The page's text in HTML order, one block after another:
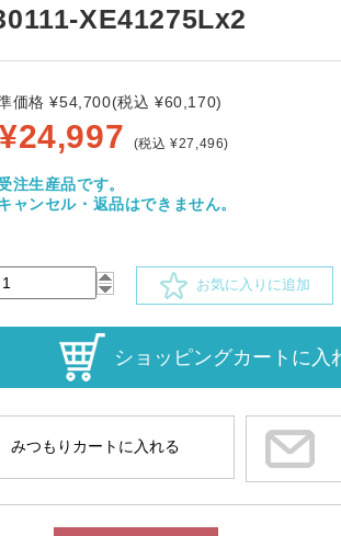
XE41275Lx2
価格 ¥54,700(税込 ¥60,170)
¥24,997 (税込 ¥27,496)
注生産品です。
ャンセル・返品はできません。
お気に入りに追加